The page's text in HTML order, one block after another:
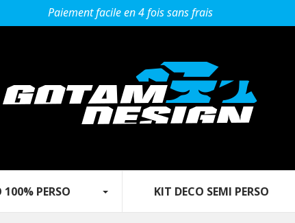
Paiement facile en 4 fois sans frais
PERSO‎ KIT DECO SEMI PERSO‎ ‎ ‎‎ ‎ ‎ ‎ ‎ ‎ ‎ ‎‎ ‎ ‎ ‎